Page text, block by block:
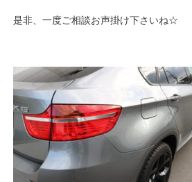
是非、一度ご相談お声掛け下さいね☆